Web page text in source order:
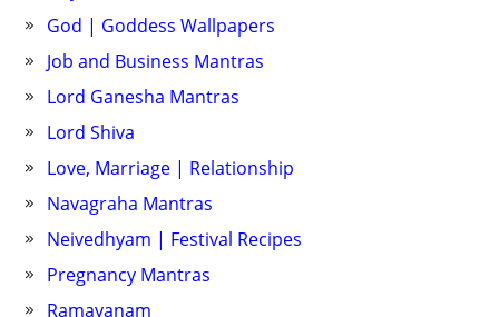
God | Goddess Wallpapers
Job and Business Mantras
Lord Ganesha Mantras
Lord Shiva
Love, Marriage | Relationship
Navagraha Mantras
Neivedhyam | Festival Recipes
Pregnancy Mantras
Ramayanam